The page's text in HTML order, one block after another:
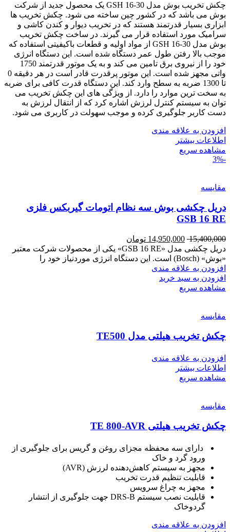
چکش تخریب بوش مدل GSH 16-30 یک محصول جدید از شرکت
بوش می باشد که در کشور چین ساخته می شود. چکش تخریب ها
ابزاری بسیار قدرتمند هستند که در تخریب دیوار و کندن کاشی و
سرامیک مورد استفاده قرار می گیرند. در ساخت چکش تخریب
بوش مدل GSH 16-30 از مواد اولیه و قطعات باکیفیتی استفاده که
موجب بالا رفتن طول عمر دستگاه شده است. این دستگاه انرژی
خود را از نیروی برق تامین می کند و به یک موتور قدرتمند 1750
واتی مجهز شده است. این موتور پرقدرت قادر است در هر دقیقه 0
تا 1300 ضربه به سطح وارد کند. این دستگاه قدرت کافی برای ضربه
به سخت ترین موارد را دارد. از ویژگی های این چکش تخریب می
توان به سیستم کنترل لرزش اشاره کرد که از انتقال لرزش به
دست کاربر جلوگیری کرده و موجب سهولت در کاربری می شود.
افزودن به علاقه مندی
اطلاعات بیشتر
مشاهده سریع
-3%
مقایسه
دریل چکشی بوش سه نظام اتومات گیربکس فلزی
GSB 16 RE
15,400,000
14,950,000 تومان
دریل چکشی مدل «GSB 16 RE» یکی از محصولات شرکت معتبر
«بوش» (Bosch) است. این دستگاه انرژی موردنیاز خود را
افزودن به علاقه مندی
افزودن به سبد خرید
مشاهده سریع
مقایسه
چکش تخریب هیلتی مدل TE500
افزودن به علاقه مندی
اطلاعات بیشتر
مشاهده سریع
مقایسه
چکش تخریب هیلتی TE 800-AVR
دارای سه محفظه مجزای روغن و گریس برای جلوگیری از
ورود گرد و خاک
مجهز به سیستم کاهش‌دهنده لرزش (AVR)
قابلیت تنظیم قدرت تخریب
مجهز به چراغ سرویس
قابلیت نصب سیستم DRS-B جهت جلوگیری از انتشار
گردوخاک
افزودن به علاقه مندی